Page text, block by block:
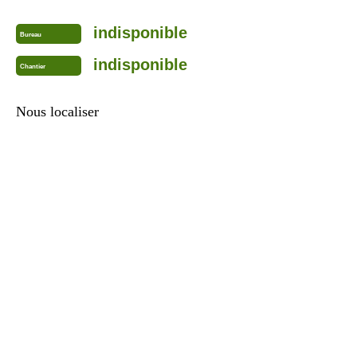
Bureau indisponible
Chantier indisponible
Nous localiser